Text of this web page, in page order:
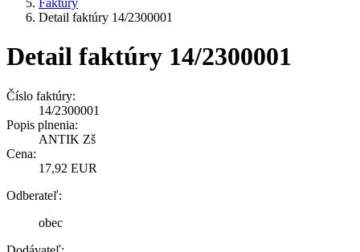
Faktúry
Detail faktúry 14/2300001
Detail faktúry 14/2300001
Číslo faktúry:
14/2300001
Popis plnenia:
ANTIK Zš
Cena:
17,92 EUR
Odberateľ:
obec